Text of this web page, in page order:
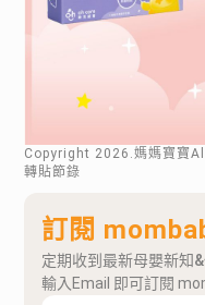
Copyright 2026 .媽媽寶寶
轉貼節錄
訂閱
定期收到最新母嬰新知
輸入Email 即可訂閱